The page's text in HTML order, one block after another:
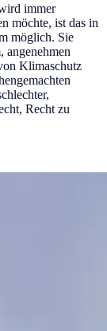
immer
möchte, ist das in
möglich. Sie
angenehmen
Klimaschutz
Recht zu